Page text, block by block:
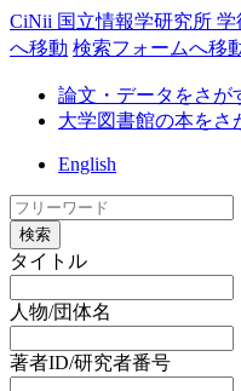
CiNii 国立情報学研究所
へ移動 検索フォームへ移
論文・データをさが
大学図書館の本をさ
English
検索
タイトル
人物/団体名
著者ID/研究者番号